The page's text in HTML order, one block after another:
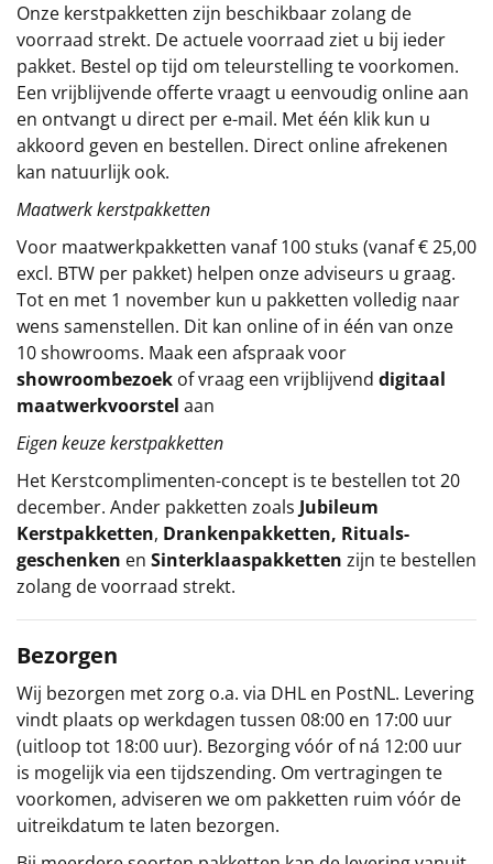
Kerstgeschenken 2026
Relatiegeschenken
Cadeaubon
Per stuk
Alle overige
Onze kerstpakketten zijn beschikbaar zolang de
voorraad strekt. De actuele voorraad ziet u bij ieder
pakket. Bestel op tijd om teleurstelling te voorkomen.
Een vrijblijvende offerte vraagt u eenvoudig online aan
en ontvangt u direct per e-mail. Met één klik kun u
akkoord geven en bestellen. Direct online afrekenen
kan natuurlijk ook.
Maatwerk kerstpakketten
Voor maatwerkpakketten vanaf 100 stuks (vanaf € 25,00
excl. BTW per pakket) helpen onze adviseurs u graag.
Tot en met 1 november kun u pakketten volledig naar
wens samenstellen. Dit kan online of in één van onze
10 showrooms. Maak een afspraak voor
showroombezoek of vraag een vrijblijvend digitaal
maatwerkvoorstel aan
Eigen keuze kerstpakketten
Het Kerstcomplimenten-concept is te bestellen tot 20
december. Ander pakketten zoals Jubileum
Kerstpakketten, Drankenpakketten, Rituals-
geschenken en Sinterklaaspakketten zijn te bestellen
zolang de voorraad strekt.
Bezorgen
Wij bezorgen met zorg o.a. via DHL en PostNL. Levering
vindt plaats op werkdagen tussen 08:00 en 17:00 uur
(uitloop tot 18:00 uur). Bezorging vóór of ná 12:00 uur
is mogelijk via een tijdszending. Om vertragingen te
voorkomen, adviseren we om pakketten ruim vóór de
uitreikdatum te laten bezorgen.